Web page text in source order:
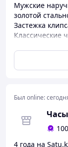
Мужские
золотой
Застежка
Классические
-
- Доставка до
4000 тенге,
подушечкой
- Если
20% !!!
- Оплата
Был online:
4 года на